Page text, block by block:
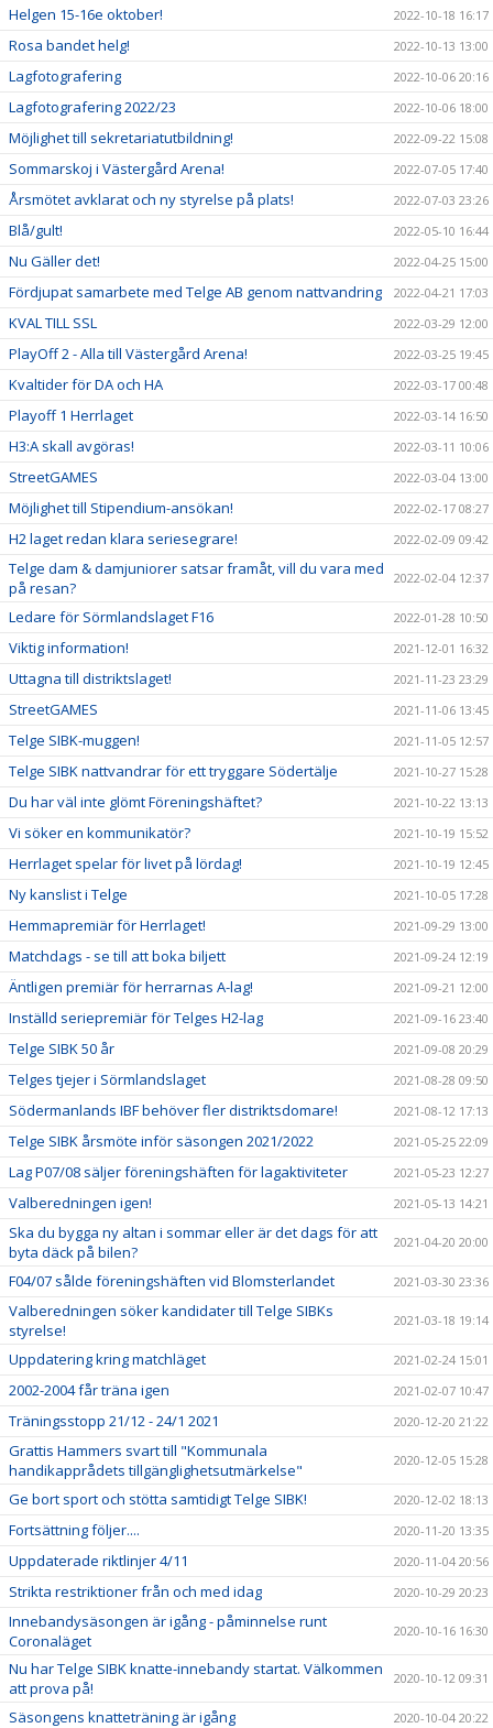
Helgen 15-16e oktober! 2022-10-18 16:17
Rosa bandet helg! 2022-10-13 13:00
Lagfotografering 2022-10-06 20:16
Lagfotografering 2022/23 2022-10-06 18:00
Möjlighet till sekretariatutbildning! 2022-09-22 15:08
Sommarskoj i Västergård Arena! 2022-07-05 17:40
Årsmötet avklarat och ny styrelse på plats! 2022-07-03 23:26
Blå/gult! 2022-05-10 16:44
Nu Gäller det! 2022-04-25 15:00
Fördjupat samarbete med Telge AB genom nattvandring 2022-04-21 17:03
KVAL TILL SSL 2022-03-29 12:00
PlayOff 2 - Alla till Västergård Arena! 2022-03-25 19:45
Kvaltider för DA och HA 2022-03-17 00:48
Playoff 1 Herrlaget 2022-03-14 16:50
H3:A skall avgöras! 2022-03-11 10:06
StreetGAMES 2022-03-04 13:00
Möjlighet till Stipendium-ansökan! 2022-02-17 08:27
H2 laget redan klara seriesegrare! 2022-02-09 09:42
Telge dam & damjuniorer satsar framåt, vill du vara med
på resan?
2022-02-04 12:37
Ledare för Sörmlandslaget F16 2022-01-28 10:50
Viktig information! 2021-12-01 16:32
Uttagna till distriktslaget! 2021-11-23 23:29
StreetGAMES 2021-11-06 13:45
Telge SIBK-muggen! 2021-11-05 12:57
Telge SIBK nattvandrar för ett tryggare Södertälje 2021-10-27 15:28
Du har väl inte glömt Föreningshäftet? 2021-10-22 13:13
Vi söker en kommunikatör? 2021-10-19 15:52
Herrlaget spelar för livet på lördag! 2021-10-19 12:45
Ny kanslist i Telge 2021-10-05 17:28
Hemmapremiär för Herrlaget! 2021-09-29 13:00
Matchdags - se till att boka biljett 2021-09-24 12:19
Äntligen premiär för herrarnas A-lag! 2021-09-21 12:00
Inställd seriepremiär för Telges H2-lag 2021-09-16 23:40
Telge SIBK 50 år 2021-09-08 20:29
Telges tjejer i Sörmlandslaget 2021-08-28 09:50
Södermanlands IBF behöver fler distriktsdomare! 2021-08-12 17:13
Telge SIBK årsmöte inför säsongen 2021/2022 2021-05-25 22:09
Lag P07/08 säljer föreningshäften för lagaktiviteter 2021-05-23 12:27
Valberedningen igen! 2021-05-13 14:21
Ska du bygga ny altan i sommar eller är det dags för att
byta däck på bilen?
2021-04-20 20:00
F04/07 sålde föreningshäften vid Blomsterlandet 2021-03-30 23:36
Valberedningen söker kandidater till Telge SIBKs
styrelse!
2021-03-18 19:14
Uppdatering kring matchläget 2021-02-24 15:01
2002-2004 får träna igen 2021-02-07 10:47
Träningsstopp 21/12 - 24/1 2021 2020-12-20 21:22
Grattis Hammers svart till "Kommunala
handikapprådets tillgänglighetsutmärkelse"
2020-12-05 15:28
Ge bort sport och stötta samtidigt Telge SIBK! 2020-12-02 18:13
Fortsättning följer.... 2020-11-20 13:35
Uppdaterade riktlinjer 4/11 2020-11-04 20:56
Strikta restriktioner från och med idag 2020-10-29 20:23
Innebandysäsongen är igång - påminnelse runt
Coronaläget
2020-10-16 16:30
Nu har Telge SIBK knatte-innebandy startat. Välkommen
att prova på!
2020-10-12 09:31
Säsongens knatteträning är igång 2020-10-04 20:22